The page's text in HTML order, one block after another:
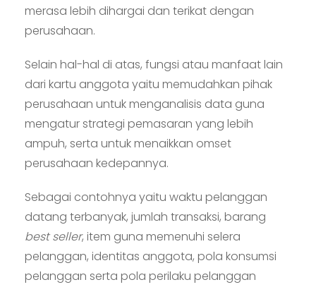
merasa lebih dihargai dan terikat dengan
perusahaan.
Selain hal-hal di atas, fungsi atau manfaat lain
dari kartu anggota yaitu memudahkan pihak
perusahaan untuk menganalisis data guna
mengatur strategi pemasaran yang lebih
ampuh, serta untuk menaikkan omset
perusahaan kedepannya.
Sebagai contohnya yaitu waktu pelanggan
datang terbanyak, jumlah transaksi, barang
best seller, item guna memenuhi selera
pelanggan, identitas anggota, pola konsumsi
pelanggan serta pola perilaku pelanggan